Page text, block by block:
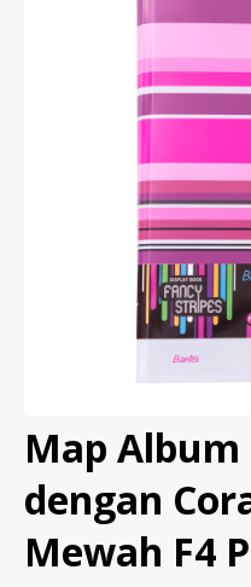
Map Album
dengan
Mewah F4